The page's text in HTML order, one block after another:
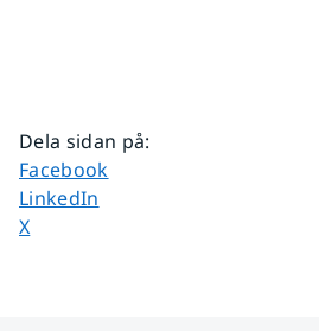
Dela sidan på:
Dela sidan på
Facebook
Dela sidan på
LinkedIn
Dela sidan på
X